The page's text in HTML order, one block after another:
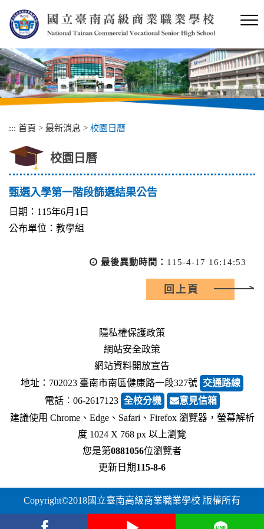
內
容
區
塊
::: 首頁 > 最新消息 > 校園日曆
校園日曆
甄選入學第一階段篩選結果公告
日期：115年6月1日
公布單位：教學組
最後異動時間： 115-4-17 16:14:53
回上頁
隱私權保護政策
網站安全政策
網站資料開放宣告
地址：702023 臺南市南區健康路一段327號 交通路線
電話︰06-2617123 全校分機
意見信箱
建議使用 Chrome、Edge、Safari、Firefox 瀏覽器，螢幕解析
度 1024 X 768 px 以上瀏覽
您是第0881056位瀏覽者
更新日期115-8-6
Copyright©2018國立臺南高級商業職業學校 版權所有